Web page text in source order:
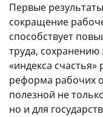
Первые
сокращение
способствует
труда,
«индекса
реформа рабочих
полезной не
но и для